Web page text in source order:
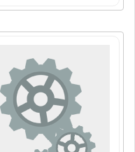
4033 руб.
Топливный